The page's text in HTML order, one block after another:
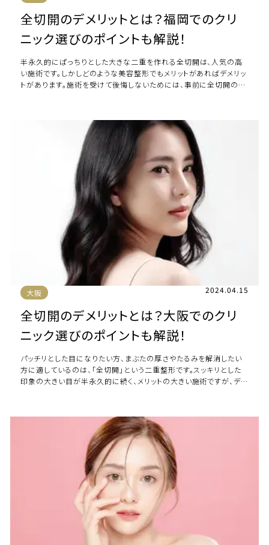
全切開のデメリットとは？福岡でのクリ
ニック選びのポイントも解説！
半永久的にぱっちりとした大きな二重を作れる全切開は、人気の高
い施術です。しかしどのような美容整形でもメリットがあればデメリッ
トがあります。施術を受けて後悔しないためには、事前に全切開のデ
大阪 2024.04.15
全切開のデメリットとは？大阪でのクリ
ニック選びのポイントも解説！
パッチリとした目になりたい方、まぶたの厚さやたるみを解消したい
方に適しているのは、「全切開」という二重整形です。スッキリとした
印象の大きい目が半永久的に続く、メリットの大きい施術ですが、デメ